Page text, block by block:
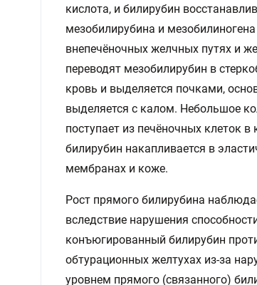
кислота, и билирубин
мезобилирубина и
внепечёночных желчных путях и
переводят мезобилирубин в
кровь и выделяется почками,
выделяется с калом. Небольшое
поступает из печёночных клеток
билирубин накапливается в
мембранах и коже.
Рост прямого билирубина
вследствие нарушения
конъюгированный билирубин
обтурационных желтухах из-за
уровнем прямого (связанного)